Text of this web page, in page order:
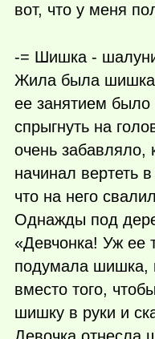
вот, что у меня
-= Шишка -
Жила была
ее занятием было
спрыгнуть на
очень забавляло,
начинал вертеть
что на него
Однажды под
«Девчонка! Уж ее
подумала шишка,
вместо того,
шишку в руки и